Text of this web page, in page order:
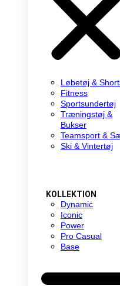
Løbetøj &
Fitness
Sportsundertøj
Træningstøj &
Bukser
Teamsport &
Ski & Vintertøj
KOLLEKTION
Dynamic
Iconic
Power
Pro Casual
Base